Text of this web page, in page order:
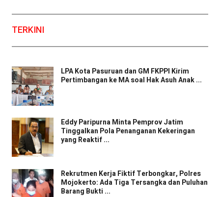
TERKINI
LPA Kota Pasuruan dan GM FKPPI Kirim
Pertimbangan ke MA soal Hak Asuh Anak ...
Eddy Paripurna Minta Pemprov Jatim
Tinggalkan Pola Penanganan Kekeringan
yang Reaktif ...
Rekrutmen Kerja Fiktif Terbongkar, Polres
Mojokerto: Ada Tiga Tersangka dan Puluhan
Barang Bukti ...